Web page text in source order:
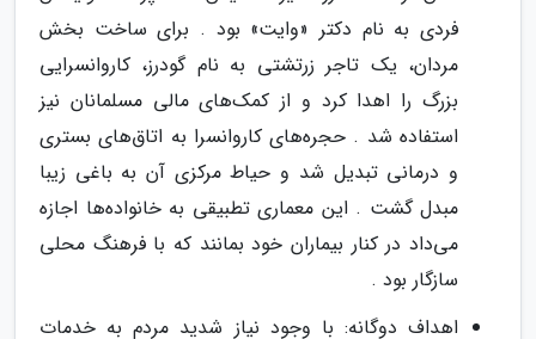
فردی به نام دکتر «وایت» بود . برای ساخت بخش
مردان، یک تاجر زرتشتی به نام گودرز، کاروانسرایی
بزرگ را اهدا کرد و از کمک‌های مالی مسلمانان نیز
استفاده شد . حجره‌های کاروانسرا به اتاق‌های بستری
و درمانی تبدیل شد و حیاط مرکزی آن به باغی زیبا
مبدل گشت . این معماری تطبیقی به خانواده‌ها اجازه
می‌داد در کنار بیماران خود بمانند که با فرهنگ محلی
سازگار بود .
اهداف دوگانه: با وجود نیاز شدید مردم به خدمات